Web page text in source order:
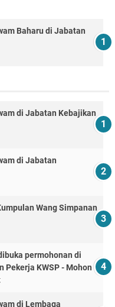
Baharu di Jabatan
di Jabatan Kebajikan
di Jabatan
Wang Simpanan
permohonan di
Pekerja KWSP - Mohon
di Lembaga